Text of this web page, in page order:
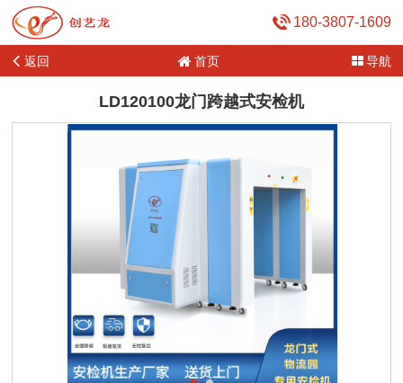
180-3807-1609
返回 首页 导航
LD120100龙门跨越式安检机